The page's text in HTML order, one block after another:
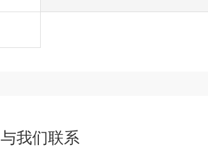
与我们联系